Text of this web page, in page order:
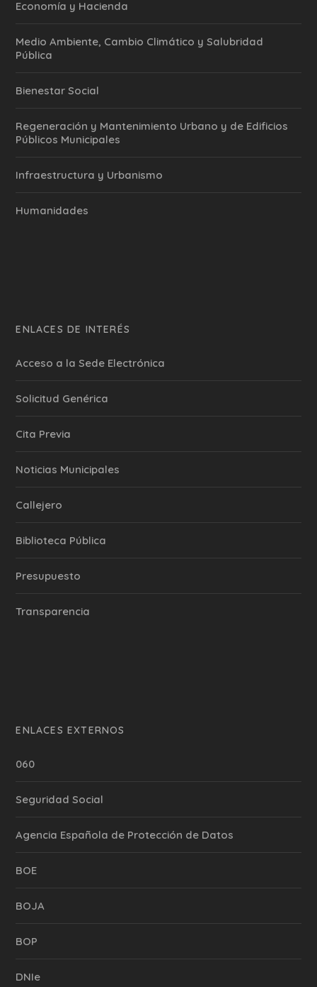
Economía y Hacienda
Medio Ambiente, Cambio Climático y Salubridad
Pública
Bienestar Social
Regeneración y Mantenimiento Urbano y de Edificios
Públicos Municipales
Infraestructura y Urbanismo
Humanidades
ENLACES DE INTERÉS
Acceso a la Sede Electrónica
Solicitud Genérica
Cita Previa
‎Noticias Municipales
Callejero
Biblioteca Pública
Presupuesto
Transparencia
ENLACES EXTERNOS
060
Seguridad Social
Agencia Española de Protección de Datos
BOE
BOJA
BOP
DNIe